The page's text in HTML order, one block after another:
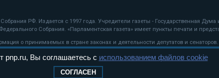
РФ. Издается с 1997 года. Учредители газеты - Государственная
Собрания. «Парламентская газета» имеет пункты печати и
о принимаемых в стране законах и деятельности депутатов и
pnp.ru, Вы соглашаетесь с использованием файлов cookie
СОГЛАСЕН